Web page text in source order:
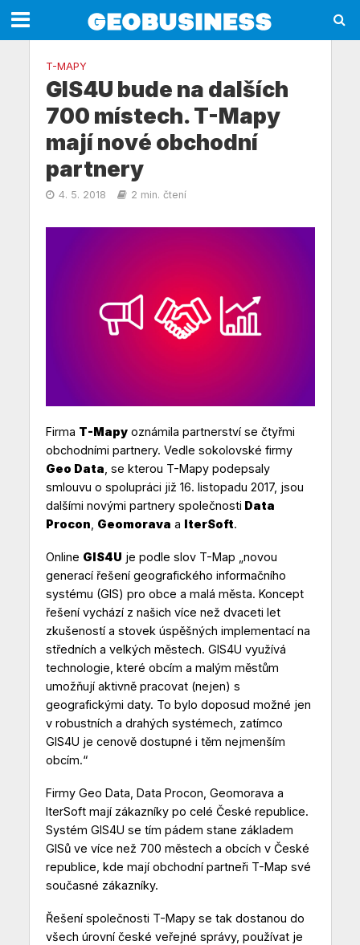
T-MAPY
GIS4U bude na dalších
700 místech. T-Mapy
mají nové obchodní
partnery
4. 5. 2018 2 min. čtení
Firma T-Mapyoznámila partnerství se čtyřmi
obchodními partnery. Vedle sokolovské firmy
Geo Data , se kterou T-Mapy podepsaly
smlouvu o spolupráci již 16. listopadu 2017, jsou
dalšími novými partnery společnosti Data
Procon Geomorava a IterSoft.
Online GIS4U je podle slov T-Map „novou
generací řešení geografického informačního
systému (GIS) pro obce a malá města. Koncept
řešení vychází z našich více než dvaceti let
zkušeností a stovek úspěšných implementací na
středních a velkých městech. GIS4U využívá
technologie, které obcím a malým městům
umožňují aktivně pracovat (nejen) s
geografickými daty. To bylo doposud možné jen
v robustních a drahých systémech, zatímco
GIS4U je cenově dostupné i těm nejmenším
obcím.“
Firmy Geo Data, Data Procon, Geomorava a
IterSoft mají zákazníky po celé České republice.
Systém GIS4U se tím pádem stane základem
GISů ve více než 700 městech a obcích v České
republice, kde mají obchodní partneři T-Map své
současné zákazníky.
Řešení společnosti T-Mapy se tak dostanou do
všech úrovní české veřejné správy, používat je